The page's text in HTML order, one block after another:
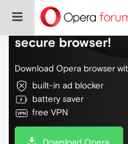
Do more on the
secure browser!
Download Opera browser
built-in ad blocker
battery saver
free VPN
Download Opera